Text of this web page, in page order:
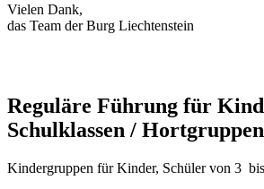
Vielen Dank,
das Team der Burg Liechtenstein
Reguläre Führung für
Schulklassen / Hortgruppen
Kindergruppen für Kinder, Schüler von 3